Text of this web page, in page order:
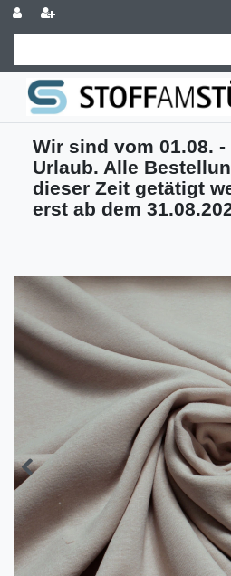
Wir sind vom 01.08. -
Urlaub. Alle
dieser Zeit getätigt
erst ab dem